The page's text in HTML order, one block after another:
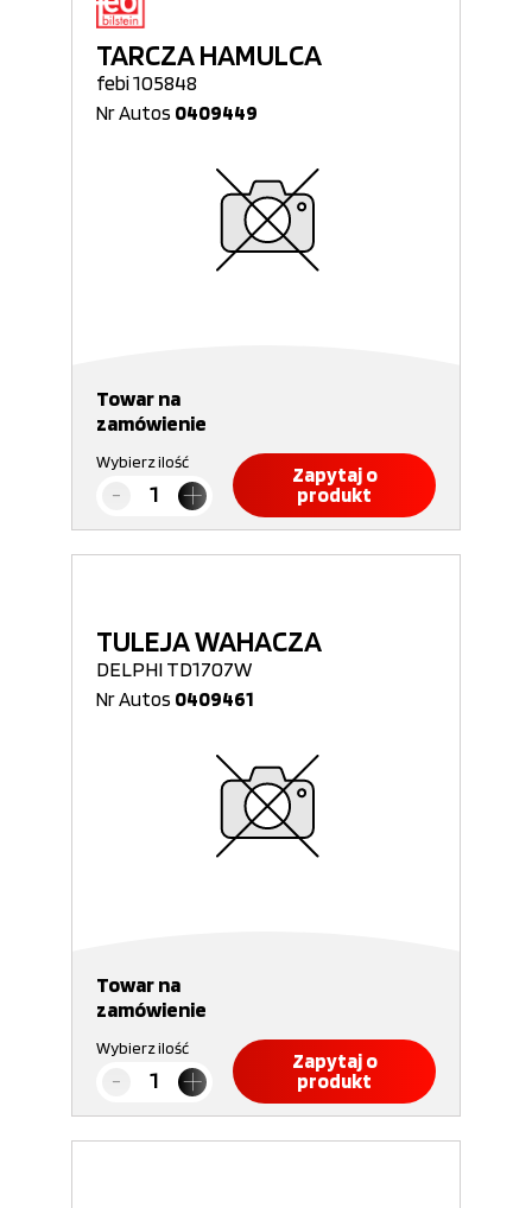
TARCZA HAMULCA
febi 105848
Nr Autos 0409449
Towar na
zamówienie
Wybierz ilość
Zapytaj o
produkt
TULEJA WAHACZA
DELPHI TD1707W
Nr Autos 0409461
Towar na
zamówienie
Wybierz ilość
Zapytaj o
produkt